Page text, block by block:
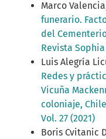
Marco
funerario.
del
Revista Sophia
Luis Alegría
Redes y
Vicuña
coloniaje, Chile
Vol. 27 (2021)
Boris Cvitanic